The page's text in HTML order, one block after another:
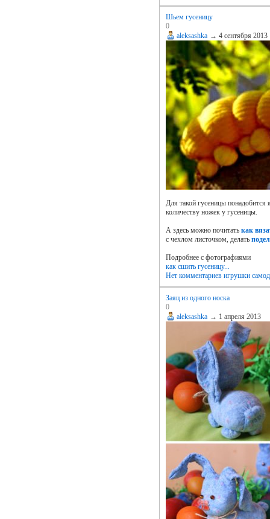
Шьем гусеницу
0
aleksashka →4 сентября 2013
Для такой гусеницы
количеству ножек у гусеницы.
А здесь можно почитатькак
с чехлом листочком, делать
Подробнее с фотографиями
как сшить гусеницу...
Нет комментариев игрушки
Заяц из одного носка
0
aleksashka → 1 апреля 2013